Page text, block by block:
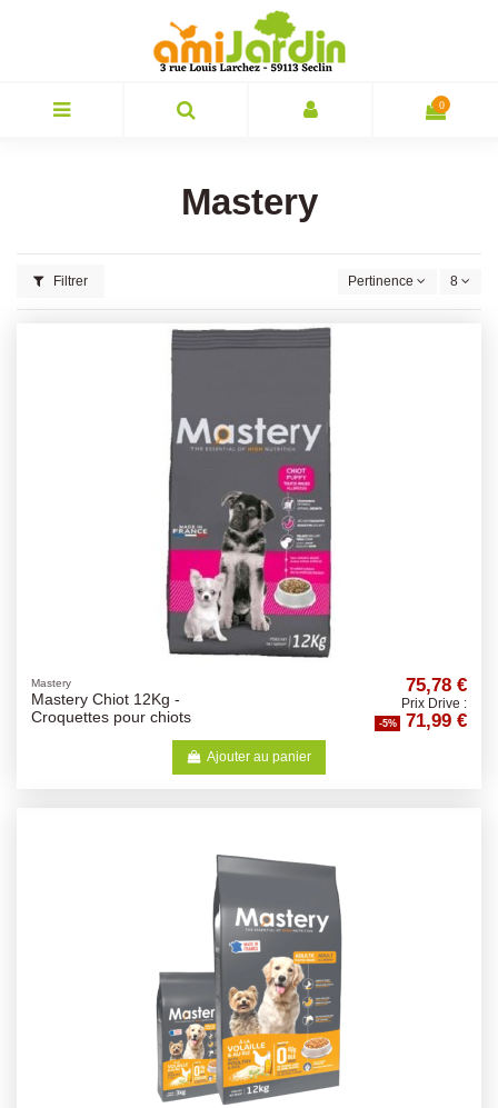
0
Mastery
Filtrer Pertinence 8
Mastery
Mastery Chiot 12Kg -
Croquettes pour chiots
75,78 €
Prix Drive :
-5% 71,99 €
Ajouter au panier